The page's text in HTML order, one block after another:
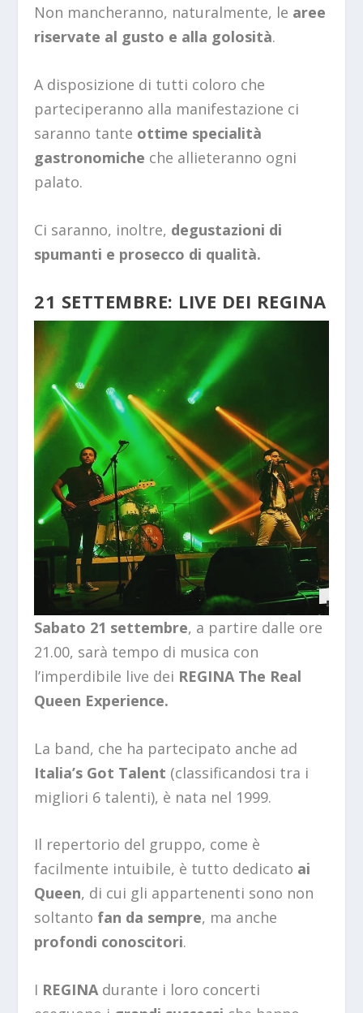
Non mancheranno, naturalmente, le aree
riservate al gusto e alla golosità.
A disposizione di tutti coloro che
parteciperanno alla manifestazione ci
saranno tante ottime specialità
gastronomiche che allieteranno ogni
palato.
Ci saranno, inoltre, degustazioni di
spumanti e prosecco di qualità.
21 SETTEMBRE: LIVE DEI REGINA
Sabato 21 settembre, a partire dalle ore
21.00, sarà tempo di musica con
l’imperdibile live dei REGINA The Real
Queen Experience.
La band, che ha partecipato anche ad
Italia’s Got Talent (classificandosi tra i
migliori 6 talenti), è nata nel 1999.
Il repertorio del gruppo, come è
facilmente intuibile, è tutto dedicato ai
Queen, di cui gli appartenenti sono non
soltanto fan da sempre, ma anche
profondi conoscitori.
I REGINAdurante i loro concerti